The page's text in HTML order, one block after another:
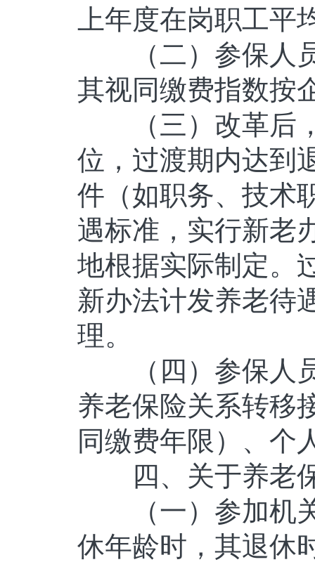
上年度在岗职工
（二）参保人员
其视同缴费指数按
（三）改革后，
位，过渡期内达到
件（如职务、技术
遇标准，实行新老
地根据实际制定。
新办法计发养老待
理。
（四）参保人员
养老保险关系转移
同缴费年限）、个
四、关于养老保
（一）参加机关
休年龄时，其退休